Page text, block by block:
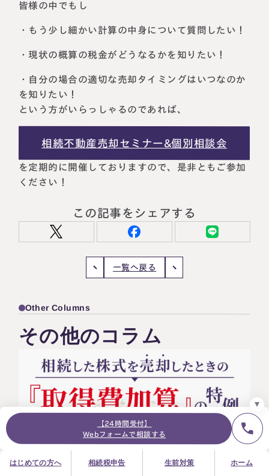
【24時間受付】
Webフォームで相談する
はじめての方へ 相続税申告 生前対策 ホーム
お急ぎの方は電話で面談予約
0120-80-2929
9:00～18:00 (土日祝日除く)
LINE友だち追加
24時間オンライン受付
プライバシーポリシー
皆様の中でもし
・ もう少し細かい計算の中身について質問したい！
・現状の概算の税金がどうなるかを知りたい！
・ 自分の場合の適切な売却タイミングはいつなのか
を知りたい！
という方がいらっしゃるのであれば、
相続不動産売却セミナー&個別相談会
を定期的に開催しておりますので、是非ともご参加
ください！
この記事をシェアする
一覧へ戻る
Other Columns
その他のコラム